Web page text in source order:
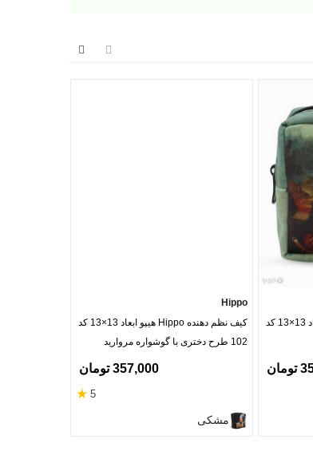
کیف نظم دهنده Hippo هیپو ابعاد 13×13 کد
Hippo
کیف نظم دهنده Hippo هیپو ابعاد 13×13 کد
102 طرح دختری با گوشواره مروارید
357,000 تومان
5
★
مشکی